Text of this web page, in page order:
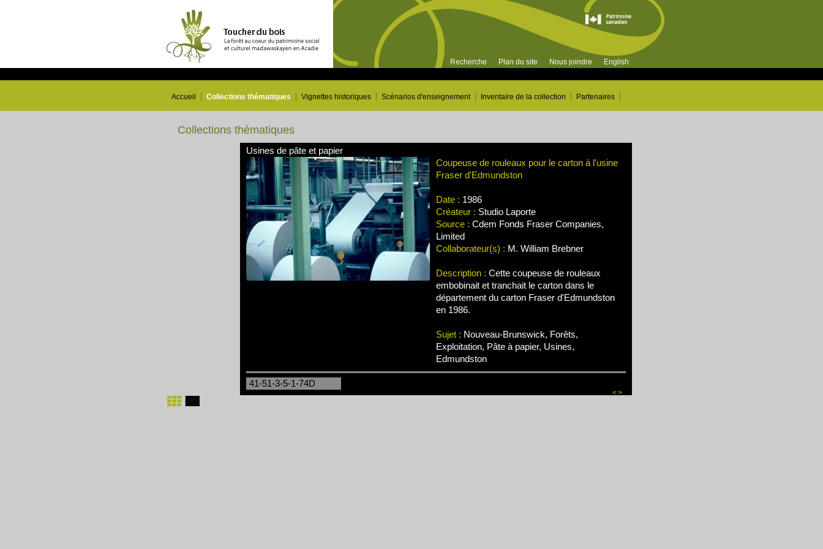
Recherche Plan du site Nous joindre English
Accueil Collections thématiques Vignettes historiques Scénarios d'enseignement Inventaire de la collection Partenaires
Collections thématiques
Usines de pâte et papier
Coupeuse de rouleaux pour le carton à l'usine
Fraser d'Edmundston
Date : 1986
Créateur : Studio Laporte
Source : Cdem Fonds Fraser Companies,
Limited
Collaborateur(s) : M. William Brebner
Description : Cette coupeuse de rouleaux
embobinait et tranchait le carton dans le
département du carton Fraser d'Edmundston
en 1986.
Sujet : Nouveau-Brunswick, Forêts,
Exploitation, Pâte à papier, Usines,
Edmundston
41-51-3-5-1-74D
<>